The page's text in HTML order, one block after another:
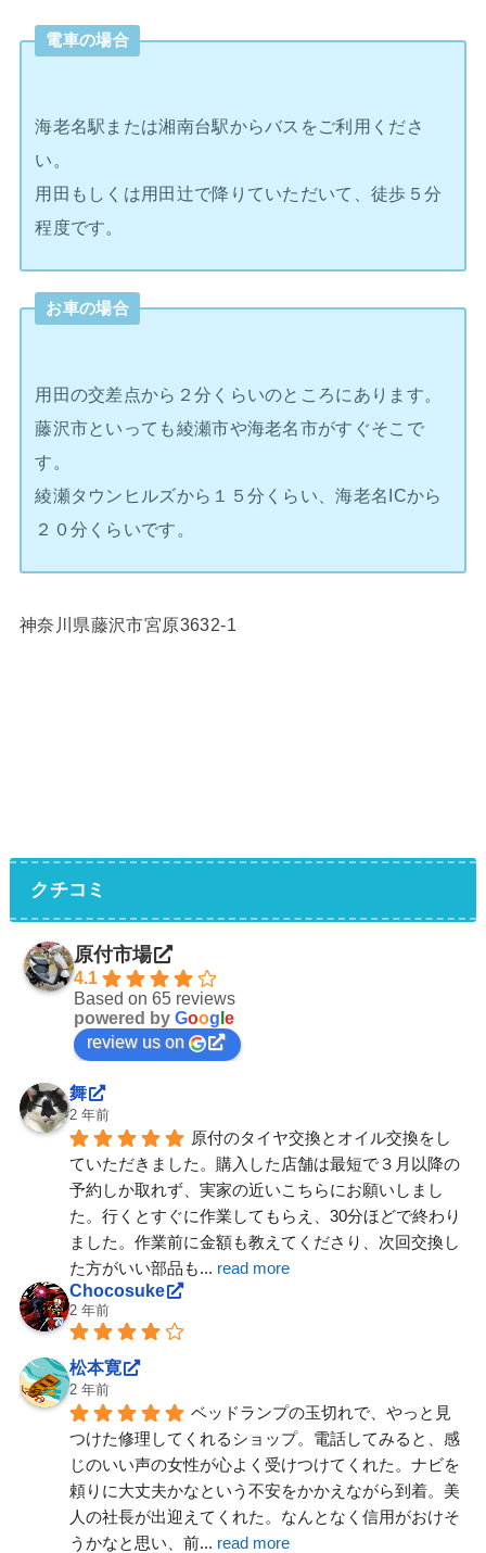
電車の場合
海老名駅または湘南台駅からバスをご利用くださ
い。
用田もしくは用田辻で降りていただいて、徒歩５分
程度です。
お車の場合
用田の交差点から２分くらいのところにあります。
藤沢市といっても綾瀬市や海老名市がすぐそこで
す。
綾瀬タウンヒルズから１５分くらい、海老名ICから
２０分くらいです。
神奈川県藤沢市宮原3632-1
クチコミ
原付市場
4.1
Based on 65 reviews
powered by Goog e
review us on
舞
2 年前
原付のタイヤ交換とオイル交換をし
ていただきました。購入した店舗は最短で３月以降の
予約しか取れず、実家の近いこちらにお願いしまし
た。行くとすぐに作業してもらえ、30分ほどで終わり
ました。作業前に金額も教えてくださり、次回交換し
た方がいい部品も... read more
Chocosuke
2 年前
松本寛
2 年前
ベッドランプの玉切れで、やっと見
つけた修理してくれるショップ。電話してみると、感
じのいい声の女性が心よく受けつけてくれた。ナビを
頼りに大丈夫かなという不安をかかえながら到着。美
人の社長が出迎えてくれた。なんとなく信用がおけそ
うかなと思い、前... read more